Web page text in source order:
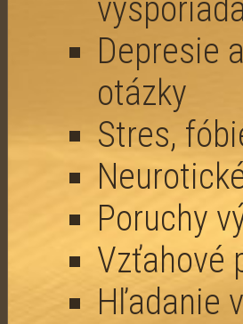
Depresie
otázky
Stres,
Poruchy
Vzťahové
Hľadanie